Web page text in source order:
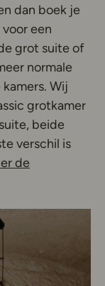
dan boek je
een
grot suite of
normale
Wij
grotkamer
beide
verschil is
de
in een nieuw